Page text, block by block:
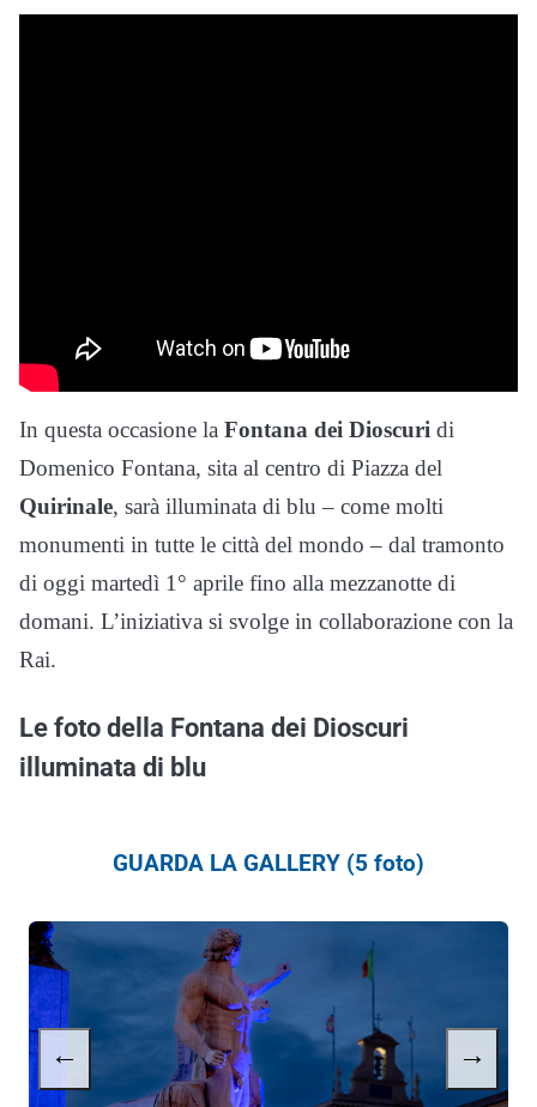
In questa occasione la Fontana dei Dioscuri di
Domenico Fontana, sita al centro di Piazza del
Quirinale, sarà illuminata di blu – come molti
monumenti in tutte le città del mondo – dal tramonto
di oggi martedì 1° aprile fino alla mezzanotte di
domani. L’iniziativa si svolge in collaborazione con la
Rai.
Le foto della Fontana dei Dioscuri
illuminata di blu
GUARDA LA GALLERY (5 foto)
← →